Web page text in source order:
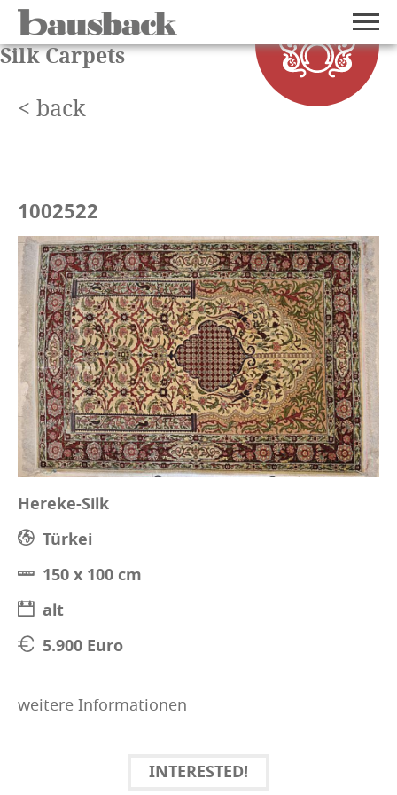
Silk Carpets
< back
1002522
Hereke-Silk
Türkei
150 x 100 cm
alt
5.900 Euro
weitere Informationen
INTERESTED!